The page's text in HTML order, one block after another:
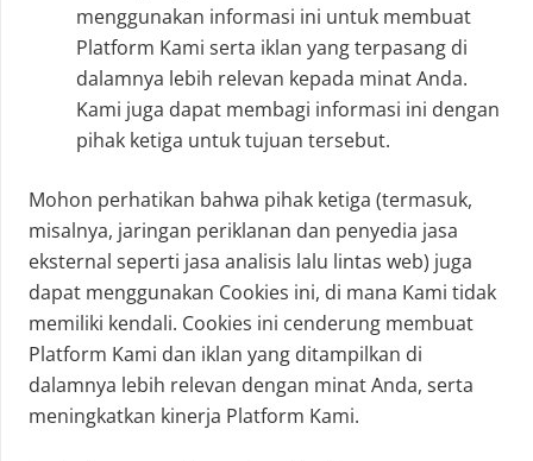
menggunakan informasi ini untuk membuat
Platform Kami serta iklan yang terpasang di
dalamnya lebih relevan kepada minat Anda.
Kami juga dapat membagi informasi ini dengan
pihak ketiga untuk tujuan tersebut.
Mohon perhatikan bahwa pihak ketiga (termasuk,
misalnya, jaringan periklanan dan penyedia jasa
eksternal seperti jasa analisis lalu lintas web) juga
dapat menggunakan Cookies ini, di mana Kami tidak
memiliki kendali. Cookies ini cenderung membuat
Platform Kami dan iklan yang ditampilkan di
dalamnya lebih relevan dengan minat Anda, serta
meningkatkan kinerja Platform Kami.